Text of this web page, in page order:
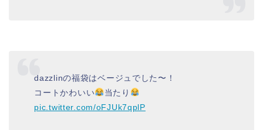
dazzlinの福袋はベージュでした〜！
コートかわいい
当たり
pic.twitter.com/oFJUk7qplP